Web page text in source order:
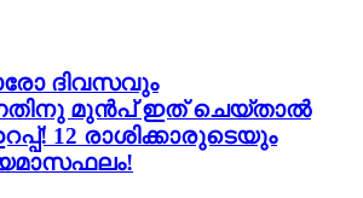
ദിവസവും
മുൻപ് ഇത് ചെയ്താൽ
12 രാശിക്കാരുടെയും